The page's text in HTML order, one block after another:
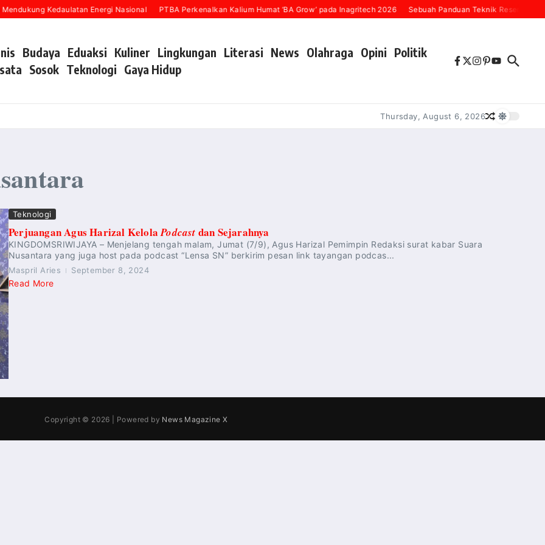
Kedaulatan Energi Nasional PTBA Perkenalkan Kalium Humat ‘BA Grow’ pada Inagritech 2026 Sebuah Panduan Teknik Resensi
Budaya Eduaksi Kuliner Lingkungan Literasi News Olahraga Opini Politik
Sosok Teknologi Gaya Hidup
Thursday, August 6, 2026
Teknologi
Perjuangan Agus Harizal KelolaPodcast dan Sejarahnya
KINGDOMSRIWIJAYA – Menjelang tengah malam, Jumat (7/9), Agus Harizal Pemimpin Redaksi surat kabar Suara
Nusantara yang juga host pada podcast “Lensa SN” berkirim pesan link tayangan podcas...
Maspril Aries September 8, 2024
Read More
Copyright © 2026 | Powered by News Magazine X